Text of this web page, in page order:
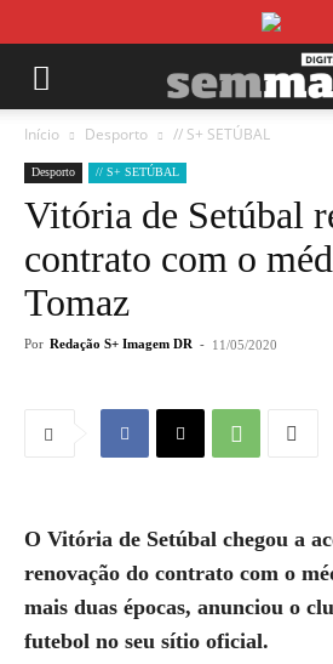
Início Desporto // S+ SETÚBAL
Desporto // S+ SETÚBAL
Vitória de Setúbal
contrato com o
Tomaz
Por Redação S+ Imagem DR - 11/05/2020
O Vitória de Setúbal chegou a
renovação do contrato com o
mais duas épocas, anunciou o
futebol no seu sítio oficial.